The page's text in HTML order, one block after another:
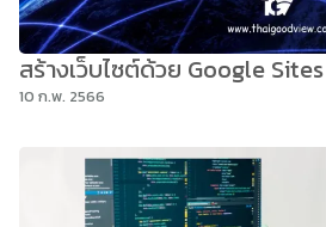
สร้างเว็บไซต์ด้วย Google
10 ก.พ. 2566